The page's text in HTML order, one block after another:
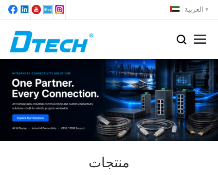
العربية
منتجات